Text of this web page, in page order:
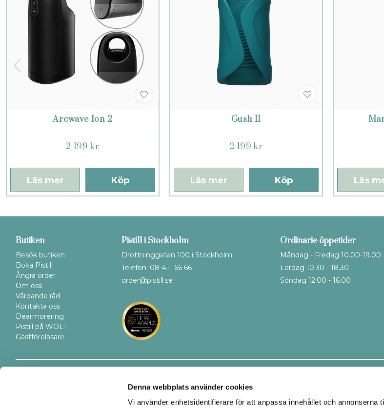
Denna webbplats använder cookies
Vi använder enhetsidentifierare för att anpassa innehållet och annonserna
Arcwave Ion 2
2 199 kr
Köp
Läs mer
Gush II
2 199 kr
Köp
Läs mer Läs
Butiken
Besök butiken
Boka Pistill
Ångra order
Om oss
Vårdande råd
Kontakta oss
Dearmorering
Pistill på WOLT
Gästföreläsare
Pistill i Stockholm
Drottninggatan 100 i Stockholm
Telefon: 08-411 66 66
order@pistill.se
Ordinarie öppetider
Måndag - Fredag 10.00-19.00
Lördag 10.30 - 18.30
Söndag 12.00 - 16.00